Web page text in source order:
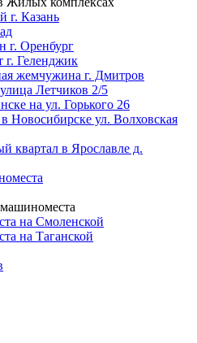
Казань
г. Оренбург
Геленджик
жемчужина г. Дмитров
Летчиков 2/5
на ул. Горького 26
Новосибирске ул. Волховская
квартал в Ярославле д.
на Смоленской
на Таганской